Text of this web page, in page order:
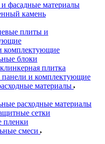
фасадные материалы
камень
плиты и
комплектующие
блоки
плитка
и комплектующие
материалы
расходные материалы
сетки
пленки
смеси